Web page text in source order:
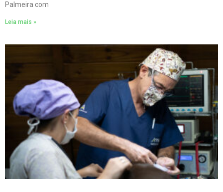
Palmeira com
Leia mais »